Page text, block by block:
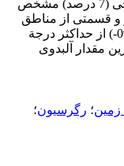
حرارت (23 درجة سلسیوس) و آلبدوی سطحی (7 درصد) مشخص
و قسمتی از مناطق
ایران مرکزی با کمترین مقدار سبزینگی (09/0-) از حداکثر درجة
مقدار آلبدوی
؛ رگرسیون؛